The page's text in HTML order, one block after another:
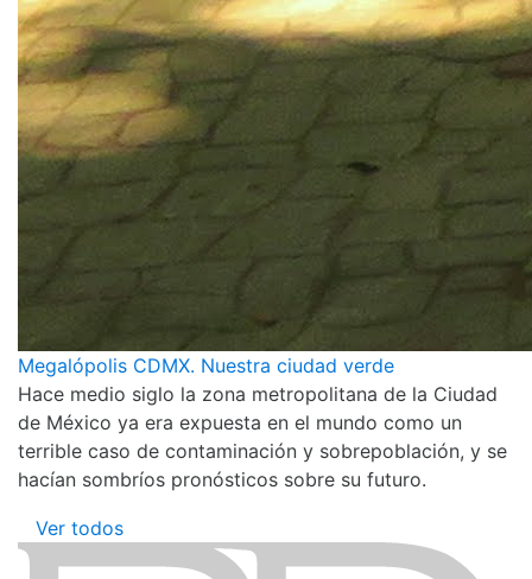
Megalópolis CDMX. Nuestra ciudad verde
Hace medio siglo la zona metropolitana de la Ciudad
de México ya era expuesta en el mundo como un
terrible caso de contaminación y sobrepoblación, y se
hacían sombríos pronósticos sobre su futuro.
Ver todos